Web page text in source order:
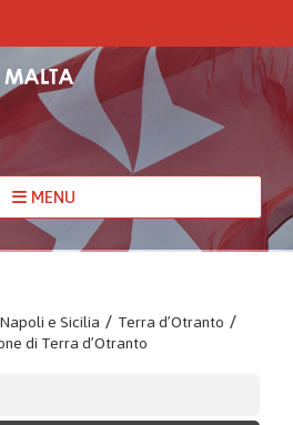
MENU
e Sicilia / Terra d’Otranto /
di Terra d’Otranto